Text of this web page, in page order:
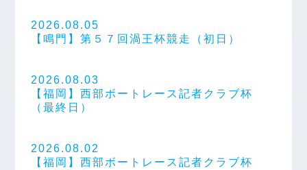
2026.08.05
【鳴門】第５７回渦王杯競走（初日）
2026.08.03
【福岡】西部ボートレース記者クラブ杯
（最終日）
2026.08.02
【福岡】西部ボートレース記者クラブ杯